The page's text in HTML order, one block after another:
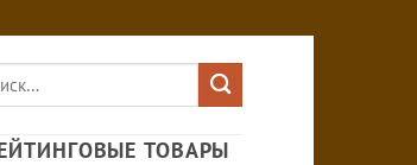
ТОВАРЫ